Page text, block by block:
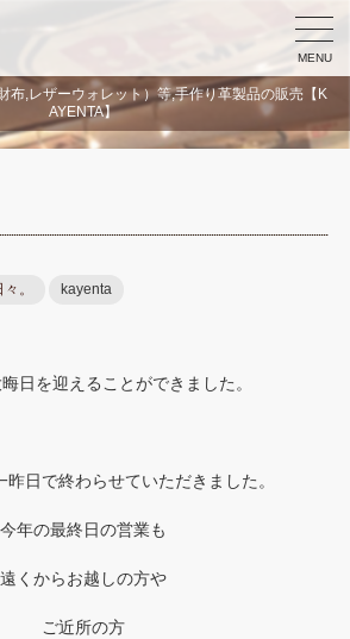
MENU
布,レザーウォレット）等,手作り革製品の販売【K
AYENTA】
々。 kayenta
日を迎えることができました。
昨日で終わらせていただきました。
今年の最終日の営業も
遠くからお越しの方や
ご近所の方